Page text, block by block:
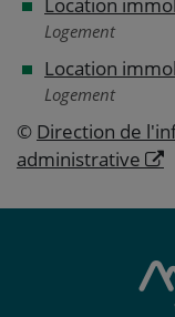
Logement
Location
Logement
© Direction de
administrative